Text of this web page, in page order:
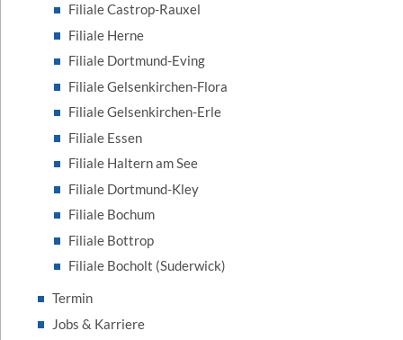
Filiale Castrop-Rauxel
Filiale Herne
Filiale Dortmund-Eving
Filiale Gelsenkirchen-Flora
Filiale Gelsenkirchen-Erle
Filiale Essen
Filiale Haltern am See
Filiale Dortmund-Kley
Filiale Bochum
Filiale Bottrop
Filiale Bocholt (Suderwick)
Termin
Jobs & Karriere